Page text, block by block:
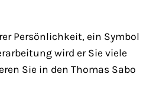
Persönlichkeit, ein Symbol
wird er Sie viele
Sie in den Thomas Sabo